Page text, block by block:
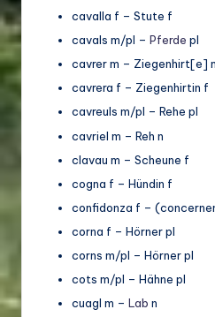
cavalla f – Stute f
cavals m/pl – Pferde pl
cavrer m – Ziegenhirt[e]
cavrera f – Ziegenhirtin f
cavreuls m/pl – Rehe pl
cavriel m – Reh n
clavau m – Scheune f
cogna f – Hündin f
confidonza f –
corna f – Hörner pl
corns m/pl – Hörner pl
cots m/pl – Hähne pl
cuagl m – Lab n